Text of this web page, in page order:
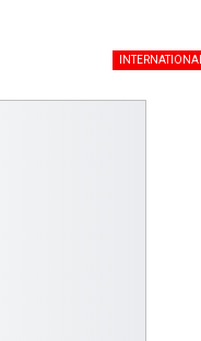
INTERNATIONAL